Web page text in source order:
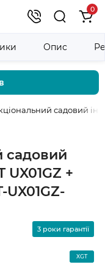
0
садовий
садовий
UX01GZ +
UX01GZ-
Опис
3 роки гарантії
XGT